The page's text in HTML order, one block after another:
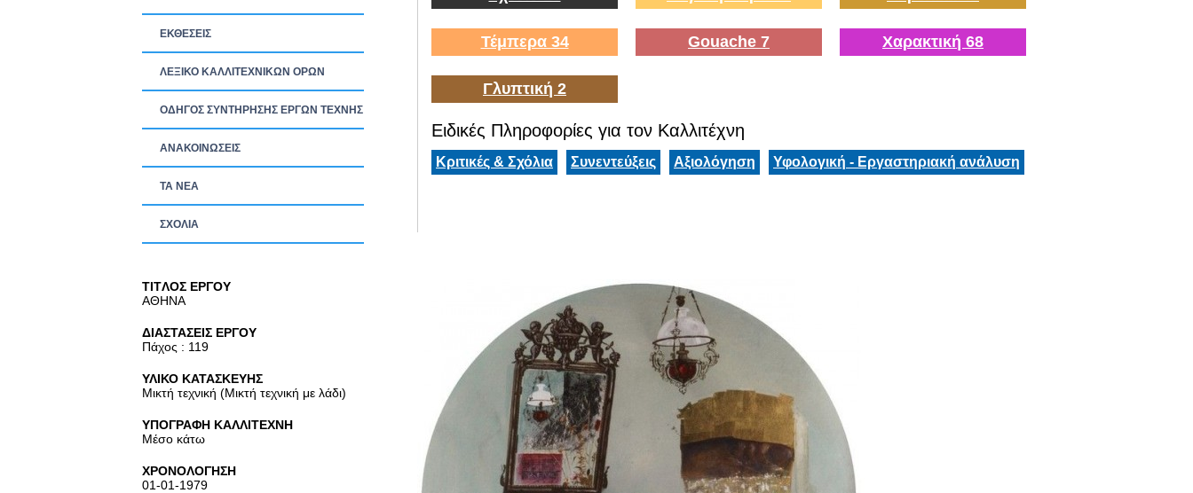
ΕΚΘΕΣΕΙΣ
ΛΕΞΙΚΟ ΚΑΛΛΙΤΕΧΝΙΚΩΝ ΟΡΩΝ
ΟΔΗΓΟΣ ΣΥΝΤΗΡΗΣΗΣ ΕΡΓΩΝ ΤΕΧΝΗΣ
ΑΝΑΚΟΙΝΩΣΕΙΣ
ΤΑ ΝEΑ
ΣΧΟΛΙΑ
Τέμπερα 34 Gouache 7 Χαρακτική 68
Γλυπτική 2
Ειδικές Πληροφορίες για τον Καλλιτέχνη
Κριτικές & Σχόλια Συνεντεύξεις Αξιολόγηση Υφολογική - Εργαστηριακή ανάλυση
TITΛΟΣ ΕΡΓΟΥ
ΑΘΗΝΑ
ΔΙΑΣΤΑΣΕΙΣ ΕΡΓΟΥ
Πάχος : 119
ΥΛΙΚΟ ΚΑΤΑΣΚΕΥΗΣ
Μικτή τεχνική (Μικτή τεχνική με λάδι)
ΥΠΟΓΡΑΦΗ ΚΑΛΛΙΤΕΧΝΗ
Μέσο κάτω
ΧΡΟΝΟΛΟΓΗΣΗ
01-01-1979